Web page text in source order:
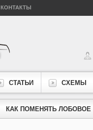
КОНТАКТЫ
СТАТЬИ СХЕМЫ
КАК ПОМЕНЯТЬ ЛОБОВОЕ